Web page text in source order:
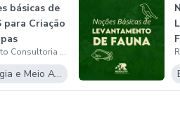
básicas de
para Criação
Resoluto Consultoria Ambiental
Ecologia e Meio Ambiente